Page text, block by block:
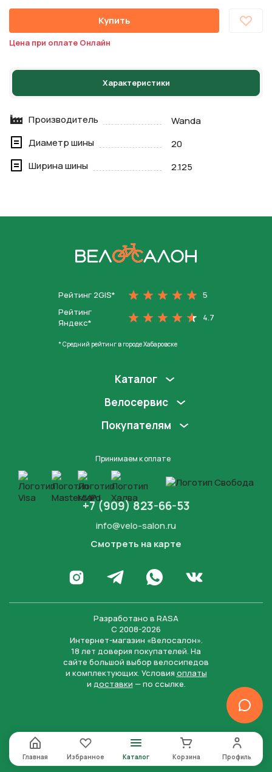
Купить
Цена при оплате Онлайн
Характеристики
Производитель
Wanda
Диаметр шины
20
Ширина шины
2.125
Рейтинг 2GIS*
5
Рейтинг
Яндекс*
4.7
* Средний рейтинг в городе Хабаровске
Каталог
Велосервис
Покупателям
Принимаем к оплате
+7 (909) 823-66-53
info@velo-salon.ru
Смотреть на карте
Перейти в Инстаграм
Написать в Телеграм
Написать в WhatsApp
Перейти во
Разработано в RASA
С 2008-2026
Интернет-магазин «Велосалон».
18 лет доверия покупателей. На
сайте большой выбор велосипедов
и комплектующих. Условия оплаты
и доставки — по ссылке.
Главная Избранное Каталог Корзина Профиль
Нажимая на кнопку “Отправить заявку”, вы даете
согласие на обработку персональных данных и
соглашаетесь с политикой конфиденциальности